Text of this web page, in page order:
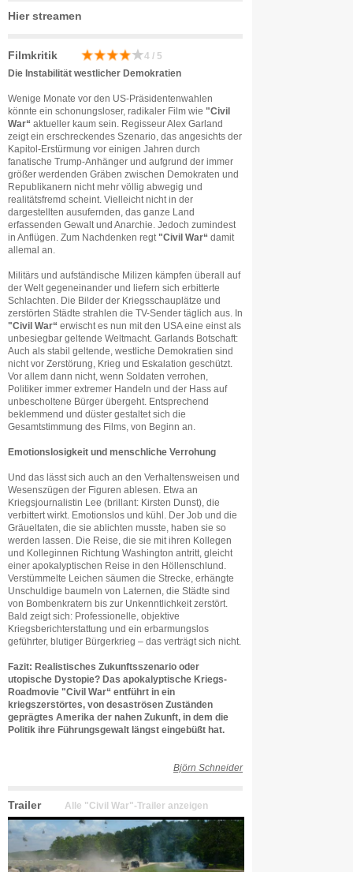
Hier streamen
Filmkritik 4 / 5
Die Instabilität westlicher Demokratien
Wenige Monate vor den US-Präsidentenwahlen
könnte ein schonungsloser, radikaler Film wie "Civil
War“ aktueller kaum sein. Regisseur Alex Garland
zeigt ein erschreckendes Szenario, das angesichts der
Kapitol-Erstürmung vor einigen Jahren durch
fanatische Trump-Anhänger und aufgrund der immer
größer werdenden Gräben zwischen Demokraten und
Republikanern nicht mehr völlig abwegig und
realitätsfremd scheint. Vielleicht nicht in der
dargestellten ausufernden, das ganze Land
erfassenden Gewalt und Anarchie. Jedoch zumindest
in Anflügen. Zum Nachdenken regt "Civil War“ damit
allemal an.
Militärs und aufständische Milizen kämpfen überall auf
der Welt gegeneinander und liefern sich erbitterte
Schlachten. Die Bilder der Kriegsschauplätze und
zerstörten Städte strahlen die TV-Sender täglich aus. In
"Civil War“ erwischt es nun mit den USA eine einst als
unbesiegbar geltende Weltmacht. Garlands Botschaft:
Auch als stabil geltende, westliche Demokratien sind
nicht vor Zerstörung, Krieg und Eskalation geschützt.
Vor allem dann nicht, wenn Soldaten verrohen,
Politiker immer extremer Handeln und der Hass auf
unbescholtene Bürger übergeht. Entsprechend
beklemmend und düster gestaltet sich die
Gesamtstimmung des Films, von Beginn an.
Emotionslosigkeit und menschliche Verrohung
Und das lässt sich auch an den Verhaltensweisen und
Wesenszügen der Figuren ablesen. Etwa an
Kriegsjournalistin Lee (brillant: Kirsten Dunst), die
verbittert wirkt. Emotionslos und kühl. Der Job und die
Gräueltaten, die sie ablichten musste, haben sie so
werden lassen. Die Reise, die sie mit ihren Kollegen
und Kolleginnen Richtung Washington antritt, gleicht
einer apokalyptischen Reise in den Höllenschlund.
Verstümmelte Leichen säumen die Strecke, erhängte
Unschuldige baumeln von Laternen, die Städte sind
von Bombenkratern bis zur Unkenntlichkeit zerstört.
Bald zeigt sich: Professionelle, objektive
Kriegsberichterstattung und ein erbarmungslos
geführter, blutiger Bürgerkrieg – das verträgt sich nicht.
Fazit: Realistisches Zukunftsszenario oder
utopische Dystopie? Das apokalyptische Kriegs-
Roadmovie "Civil War“ entführt in ein
kriegszerstörtes, von desaströsen Zuständen
geprägtes Amerika der nahen Zukunft, in dem die
Politik ihre Führungsgewalt längst eingebüßt hat.
Björn Schneider
Trailer Alle "Civil War"-Trailer anzeigen